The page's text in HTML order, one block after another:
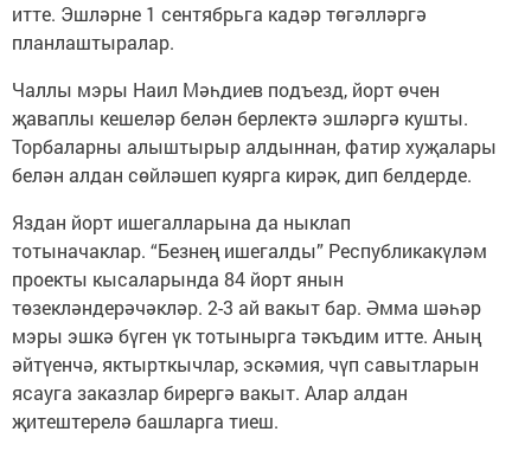
итте. Эшләрне 1 сентябрьга кадәр төгәлләргә
планлаштыралар.
Чаллы мэры Наил Мәһдиев подъезд, йорт өчен
җаваплы кешеләр белән берлектә эшләргә кушты.
Торбаларны алыштырыр алдыннан, фатир хуҗалары
белән алдан сөйләшеп куярга кирәк, дип белдерде.
Яздан йорт ишегалларына да ныклап
тотыначаклар. “Безнең ишегалды” Республикакүләм
проекты кысаларында 84 йорт янын
төзекләндерәчәкләр. 2-3 ай вакыт бар. Әмма шәһәр
мэры эшкә бүген үк тотынырга тәкъдим итте. Аның
әйтүенчә, яктырткычлар, эскәмия, чүп савытларын
ясауга заказлар бирергә вакыт. Алар алдан
җитештерелә башларга тиеш.